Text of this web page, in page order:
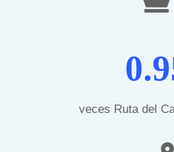
veces Ruta del